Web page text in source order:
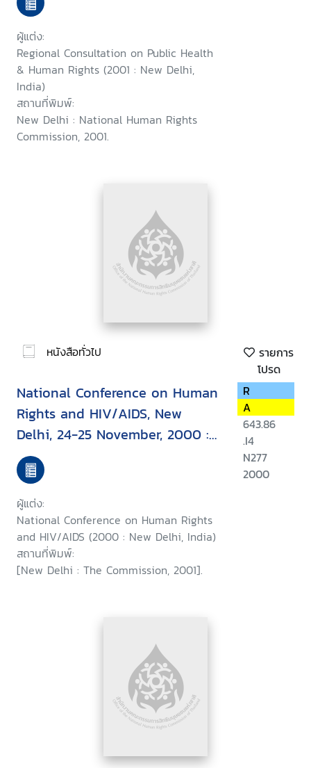
ผู้แต่ง:
Regional Consultation on Public Health
& Human Rights (2001 : New Delhi,
India)
สถานที่พิมพ์:
New Delhi : National Human Rights
Commission, 2001.
หนังสือทั่วไป
รายการ
โปรด
National Conference on Human
Rights and HIV/AIDS, New
Delhi, 24-25 November, 2000 :
report
ผู้แต่ง:
National Conference on Human Rights
and HIV/AIDS (2000 : New Delhi, India)
สถานที่พิมพ์:
[New Delhi : The Commission, 2001].
R
A
643.86
.I4
N277
2000